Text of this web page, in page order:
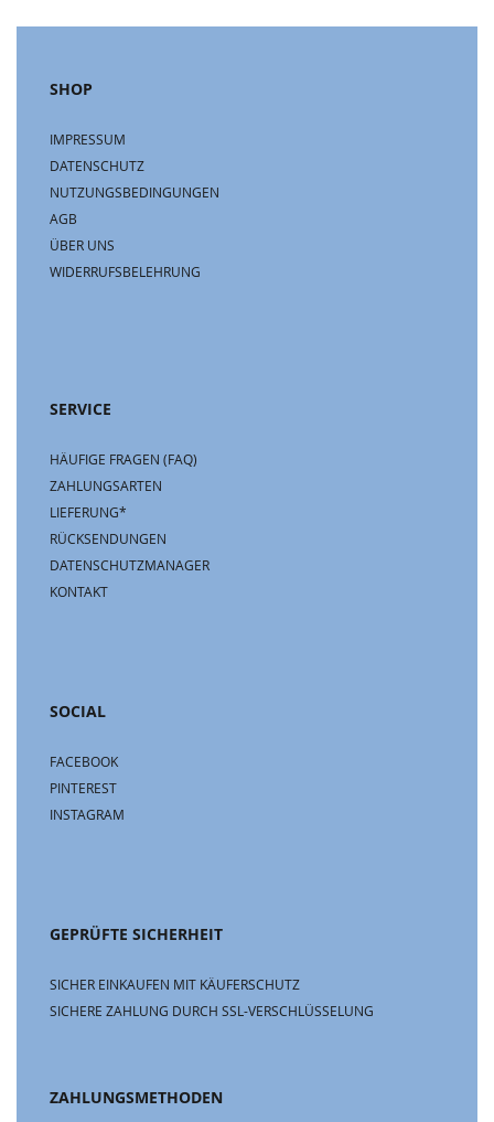
SHOP
IMPRESSUM
DATENSCHUTZ
NUTZUNGSBEDINGUNGEN
AGB
ÜBER UNS
WIDERRUFSBELEHRUNG
SERVICE
HÄUFIGE FRAGEN (FAQ)
ZAHLUNGSARTEN
LIEFERUNG*
RÜCKSENDUNGEN
DATENSCHUTZMANAGER
KONTAKT
SOCIAL
FACEBOOK
PINTEREST
INSTAGRAM
GEPRÜFTE SICHERHEIT
SICHER EINKAUFEN MIT KÄUFERSCHUTZ
SICHERE ZAHLUNG DURCH SSL-VERSCHLÜSSELUNG
ZAHLUNGSMETHODEN